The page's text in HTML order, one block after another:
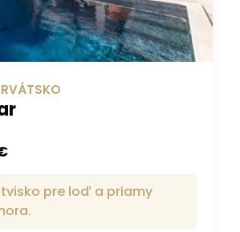
pre loď a priamy